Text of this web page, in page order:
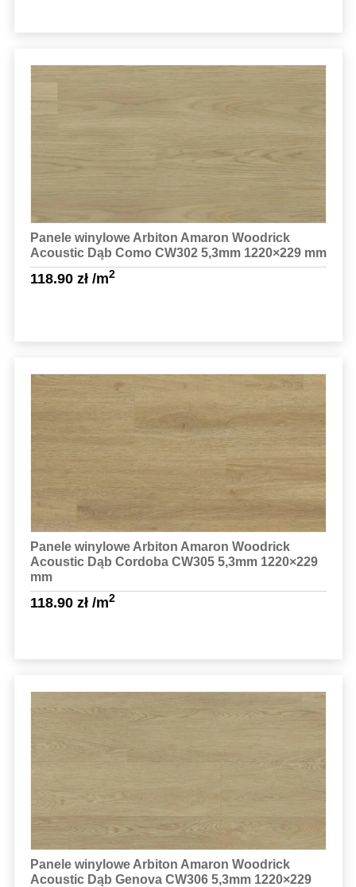
Panele winylowe Arbiton Amaron Woodrick
Acoustic Dąb Como CW302 5,3mm 1220×229 mm
118.90 zł/m2
Sprawdź szczegóły
Panele winylowe Arbiton Amaron Woodrick
Acoustic Dąb Cordoba CW305 5,3mm 1220×229
mm
118.90 zł/m2
Sprawdź szczegóły
Panele winylowe Arbiton Amaron Woodrick
Acoustic Dąb Genova CW306 5,3mm 1220×229